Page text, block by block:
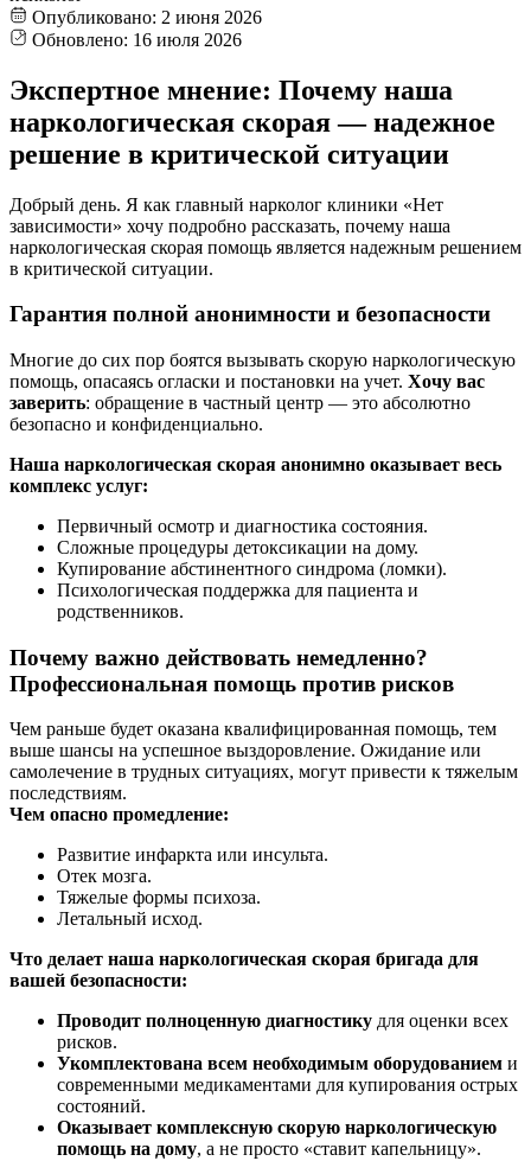
Опубликовано: 2 июня 2026
Обновлено: 16 июля 2026
Экспертное мнение: Почему наша
наркологическая скорая — надежное
решение в критической ситуации
Добрый день. Я как главный нарколог клиники «Нет
зависимости» хочу подробно рассказать, почему наша
наркологическая скорая помощь является надежным решением
в критической ситуации.
Гарантия полной анонимности и безопасности
Многие до сих пор боятся вызывать скорую наркологическую
помощь, опасаясь огласки и постановки на учет. Хочу вас
заверить: обращение в частный центр — это абсолютно
безопасно и конфиденциально.
Наша наркологическая скорая анонимно оказывает весь
комплекс услуг:
Первичный осмотр и диагностика состояния.
Сложные процедуры детоксикации на дому.
Купирование абстинентного синдрома (ломки).
Психологическая поддержка для пациента и
родственников.
Почему важно действовать немедленно?
Профессиональная помощь против рисков
Чем раньше будет оказана квалифицированная помощь, тем
выше шансы на успешное выздоровление. Ожидание или
самолечение в трудных ситуациях, могут привести к тяжелым
последствиям.
Чем опасно промедление:
Развитие инфаркта или инсульта.
Отек мозга.
Тяжелые формы психоза.
Летальный исход.
Что делает наша наркологическая скорая бригада для
вашей безопасности:
Проводит полноценную диагностику для оценки всех
рисков.
Укомплектована всем необходимым оборудованием и
современными медикаментами для купирования острых
состояний.
Оказывает комплексную скорую наркологическую
помощь на дому, а не просто «ставит капельницу».